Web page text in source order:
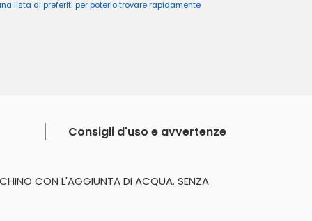
lista di preferiti per poterlo trovare rapidamente
Consigli d'uso e avvertenze
CON L'AGGIUNTA DI ACQUA. SENZA